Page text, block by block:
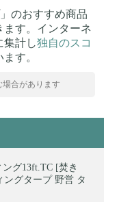
のおすすめ商品
ます。インターネ
集計し独自のスコ
す。
合があります
グ13ft.TC [焚き
ングタープ 野営 タ